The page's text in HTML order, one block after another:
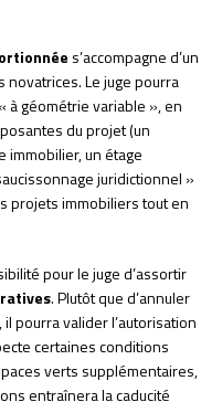
s’accompagne d’un
Le juge pourra
géométrie variable », en
du projet (un
immobilier, un étage
juridictionnel »
projets immobiliers tout en
pour le juge d’assortir
. Plutôt que d’annuler
pourra valider l’autorisation
certaines conditions
verts supplémentaires,
entraînera la caducité